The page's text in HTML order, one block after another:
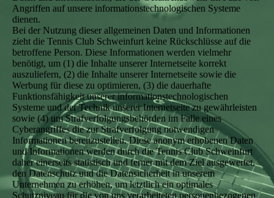
Angriffen auf unsere informationstechnologischen Systeme
dienen.
Bei der Nutzung dieser allgemeinen Daten und Informationen
zieht die Tennis Club Schweinfurt keine Rückschlüsse auf die
betroffene Person. Diese Informationen werden vielmehr
benötigt, um (1) die Inhalte unserer Internetseite korrekt
auszuliefern, (2) die Inhalte unserer Internetseite sowie die
Werbung für diese zu optimieren, (3) die dauerhafte
Funktionsfähigkeit unserer informationstechnologischen
Systeme und der Technik unserer Internetseite zu gewährleisten
sowie (4) um Strafverfolgungsbehörden im Falle eines
Cyberangriffes die zur Strafverfolgung notwendigen
Informationen bereitzustellen. Diese anonym erhobenen Daten
und Informationen werden durch die Tennis Club Schweinfurt
daher einerseits statistisch und ferner mit dem Ziel ausgewertet,
den Datenschutz und die Datensicherheit in unserem
Unternehmen zu erhöhen, um letztlich ein optimales
Schutzniveau für die von uns verarbeiteten personenbezogenen